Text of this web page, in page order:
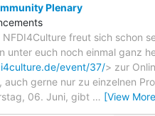
Plenary
freut sich schon
unter euch noch einmal ganz
event/37/> zur
gerne nur zu einzelnen
06. Juni, gibt … [View